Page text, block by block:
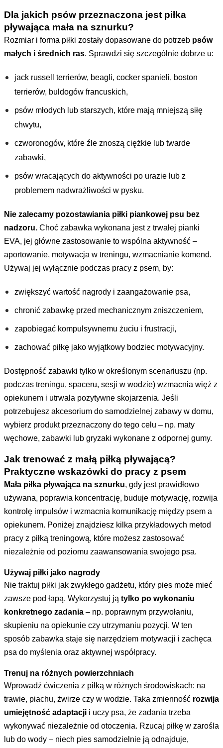
Dla jakich psów przeznaczona jest piłka
pływająca mała na sznurku?
Rozmiar i forma piłki zostały dopasowane do potrzeb psów
małych i średnich ras. Sprawdzi się szczególnie dobrze u:
jack russell terrierów, beagli, cocker spanieli, boston
terrierów, buldogów francuskich,
psów młodych lub starszych, które mają mniejszą siłę
chwytu,
czworonogów, które źle znoszą ciężkie lub twarde
zabawki,
psów wracających do aktywności po urazie lub z
problemem nadwrażliwości w pysku.
Nie zalecamy pozostawiania piłki piankowej psu bez
nadzoru. Choć zabawka wykonana jest z trwałej pianki
EVA, jej główne zastosowanie to wspólna aktywność –
aportowanie, motywacja w treningu, wzmacnianie komend.
Używaj jej wyłącznie podczas pracy z psem, by:
zwiększyć wartość nagrody i zaangażowanie psa,
chronić zabawkę przed mechanicznym zniszczeniem,
zapobiegać kompulsywnemu żuciu i frustracji,
zachować piłkę jako wyjątkowy bodziec motywacyjny.
Dostępność zabawki tylko w określonym scenariuszu (np.
podczas treningu, spaceru, sesji w wodzie) wzmacnia więź z
opiekunem i utrwala pozytywne skojarzenia. Jeśli
potrzebujesz akcesorium do samodzielnej zabawy w domu,
wybierz produkt przeznaczony do tego celu – np. maty
węchowe, zabawki lub gryzaki wykonane z odpornej gumy.
Jak trenować z małą piłką pływającą?
Praktyczne wskazówki do pracy z psem
Mała piłka pływająca na sznurku, gdy jest prawidłowo
używana, poprawia koncentrację, buduje motywację, rozwija
kontrolę impulsów i wzmacnia komunikację między psem a
opiekunem. Poniżej znajdziesz kilka przykładowych metod
pracy z piłką treningową, które możesz zastosować
niezależnie od poziomu zaawansowania swojego psa.
Używaj piłki jako nagrody
Nie traktuj piłki jak zwykłego gadżetu, który pies może mieć
zawsze pod łapą. Wykorzystuj ją tylko po wykonaniu
konkretnego zadania – np. poprawnym przywołaniu,
skupieniu na opiekunie czy utrzymaniu pozycji. W ten
sposób zabawka staje się narzędziem motywacji i zachęca
psa do myślenia oraz aktywnej współpracy.
Trenuj na różnych powierzchniach
Wprowadź ćwiczenia z piłką w różnych środowiskach: na
trawie, piachu, żwirze czy w wodzie. Taka zmienność rozwija
umiejętność adaptacji i uczy psa, że zadania trzeba
wykonywać niezależnie od otoczenia. Rzucaj piłkę w zarośla
lub do wody – niech pies samodzielnie ją odnajduje,